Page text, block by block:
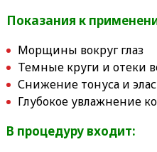
Показания к
Морщины вокруг глаз
Темные круги и отеки
Снижение тонуса и
Глубокое увлажнение
В процедуру входит: